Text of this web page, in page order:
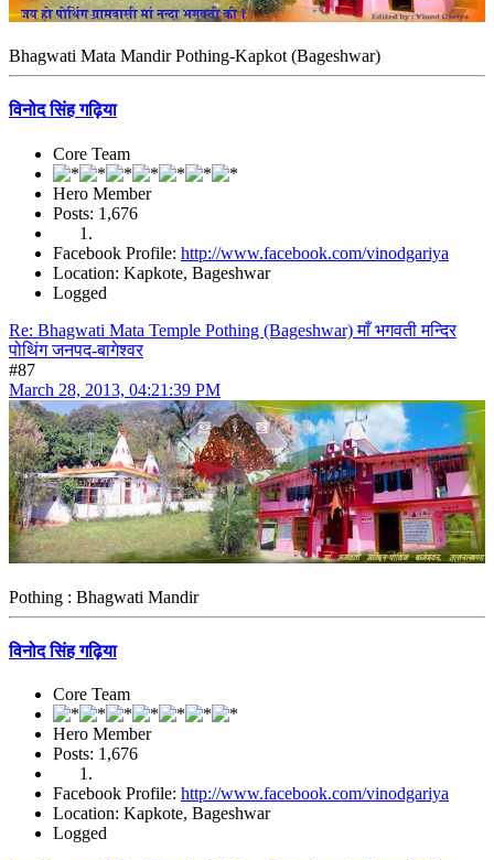
Bhagwati Mata Mandir Pothing-Kapkot (Bageshwar)
विनोद सिंह गढ़िया
Core Team
Hero Member
Posts: 1,676
Facebook Profile: http://www.facebook.com/vinodgariya
Location: Kapkote, Bageshwar
Logged
Re: Bhagwati Mata Temple Pothing (Bageshwar) माँ भगवती मन्दिर
पोथिंग जनपद-बागेश्वर
#87
March 28, 2013, 04:21:39 PM
Pothing : Bhagwati Mandir
विनोद सिंह गढ़िया
Core Team
Hero Member
Posts: 1,676
Facebook Profile: http://www.facebook.com/vinodgariya
Location: Kapkote, Bageshwar
Logged